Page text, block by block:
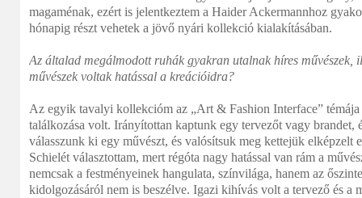
magaménak, ezért is jelentkeztem a Haider Ackermannhoz
hónapig részt vehetek a jövő nyári kollekció kialakításában.
Az általad megálmodott ruhák gyakran utalnak híres művészek,
művészek voltak hatással a kreációidra?
Az egyik tavalyi kollekcióm az „Art & Fashion Interface” témája
találkozása volt. Irányítottan kaptunk egy tervezőt vagy brandet,
válasszunk ki egy művészt, és valósítsuk meg kettejük elképzelt
Schielét választottam, mert régóta nagy hatással van rám a
nemcsak a festményeinek hangulata, színvilága, hanem az
kidolgozásáról nem is beszélve. Igazi kihívás volt a tervező és a